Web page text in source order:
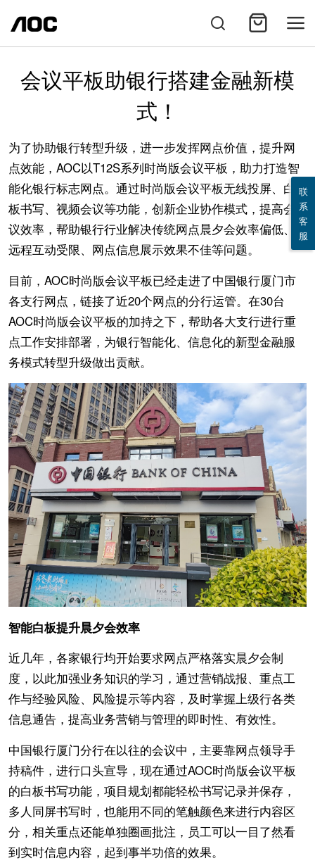
会议平板助银行搭建金融新模
式！
为了协助银行转型升级，进一步发挥网点价值，提升网
点效能，AOC以T12S系列时尚版会议平板，助力打造智
能化银行标志网点。通过时尚版会议平板无线投屏、白
板书写、视频会议等功能，创新企业协作模式，提高会
议效率，帮助银行行业解决传统网点晨夕会效率偏低、
远程互动受限、网点信息展示效果不佳等问题。
目前，AOC时尚版会议平板已经走进了中国银行厦门市
各支行网点，链接了近20个网点的分行运管。在30台
AOC时尚版会议平板的加持之下，帮助各大支行进行重
点工作安排部署，为银行智能化、信息化的新型金融服
务模式转型升级做出贡献。
智能白板提升晨夕会效率
近几年，各家银行均开始要求网点严格落实晨夕会制
度，以此加强业务知识的学习，通过营销战报、重点工
作与经验风险、风险提示等内容，及时掌握上级行各类
信息通告，提高业务营销与管理的即时性、有效性。
中国银行厦门分行在以往的会议中，主要靠网点领导手
持稿件，进行口头宣导，现在通过AOC时尚版会议平板
的白板书写功能，项目规划都能轻松书写记录并保存，
多人同屏书写时，也能用不同的笔触颜色来进行内容区
分，相关重点还能单独圈画批注，员工可以一目了然看
到实时信息内容，起到事半功倍的效果。
联
系
客
服